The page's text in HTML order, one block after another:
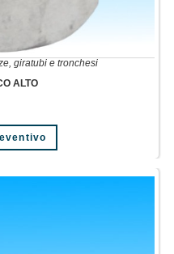
giratubi e tronchesi
ALTO